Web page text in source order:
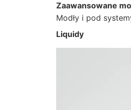
Zaawansowane
Modły i pod
Liquidy